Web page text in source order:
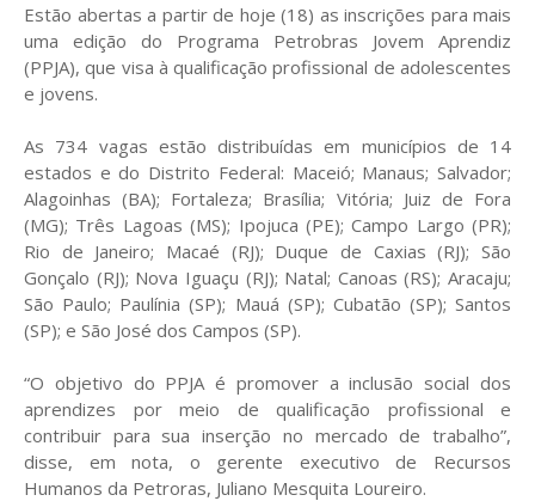
Estão abertas a partir de hoje (18) as inscrições para mais
uma edição do Programa Petrobras Jovem Aprendiz
(PPJA), que visa à qualificação profissional de adolescentes
e jovens.
As 734 vagas estão distribuídas em municípios de 14
estados e do Distrito Federal: Maceió; Manaus; Salvador;
Alagoinhas (BA); Fortaleza; Brasília; Vitória; Juiz de Fora
(MG); Três Lagoas (MS); Ipojuca (PE); Campo Largo (PR);
Rio de Janeiro; Macaé (RJ); Duque de Caxias (RJ); São
Gonçalo (RJ); Nova Iguaçu (RJ); Natal; Canoas (RS); Aracaju;
São Paulo; Paulínia (SP); Mauá (SP); Cubatão (SP); Santos
(SP); e São José dos Campos (SP).
“O objetivo do PPJA é promover a inclusão social dos
aprendizes por meio de qualificação profissional e
contribuir para sua inserção no mercado de trabalho”,
disse, em nota, o gerente executivo de Recursos
Humanos da Petroras, Juliano Mesquita Loureiro.